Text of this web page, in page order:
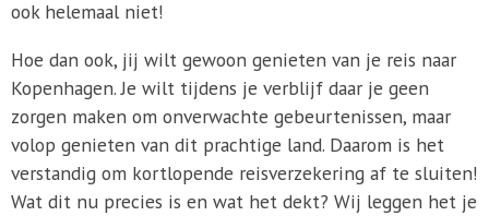
ook helemaal niet!
Hoe dan ook, jij wilt gewoon genieten van je reis naar
Kopenhagen. Je wilt tijdens je verblijf daar je geen
zorgen maken om onverwachte gebeurtenissen, maar
volop genieten van dit prachtige land. Daarom is het
verstandig om kortlopende reisverzekering af te sluiten!
Wat dit nu precies is en wat het dekt? Wij leggen het je